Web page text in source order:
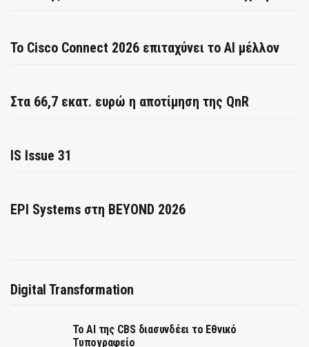
Το Cisco Connect 2026 επιταχύνει το AI μέλλον
Στα 66,7 εκατ. ευρώ η αποτίμηση της QnR
IS Issue 31
EPI Systems στη BEYOND 2026
Digital Transformation
Το AI της CBS διασυνδέει το Εθνικό
Τυπογραφείο